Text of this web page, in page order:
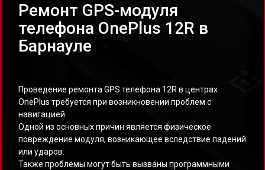
Ремонт GPS-модуля
телефона OnePlus 12R в
Барнауле
Проведение ремонта GPS телефона 12R в центрах
OnePlus требуется при возникновении проблем с
навигацией.
Одной из основных причин является физическое
повреждение модуля, возникающее вследствие падений
или ударов.
Также проблемы могут быть вызваны программными